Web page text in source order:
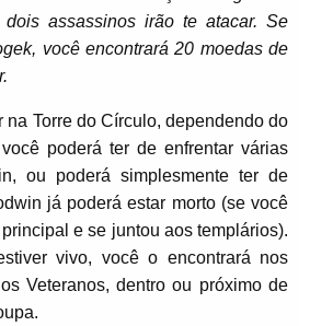
assassinos irão te atacar. Se
você encontrará 20 moedas de
na Torre do Círculo, dependendo do
poderá ter de enfrentar várias
ou poderá simplesmente ter de
já poderá estar morto (se você
e se juntou aos templários).
vivo, você o encontrará nos
Veteranos, dentro ou próximo de